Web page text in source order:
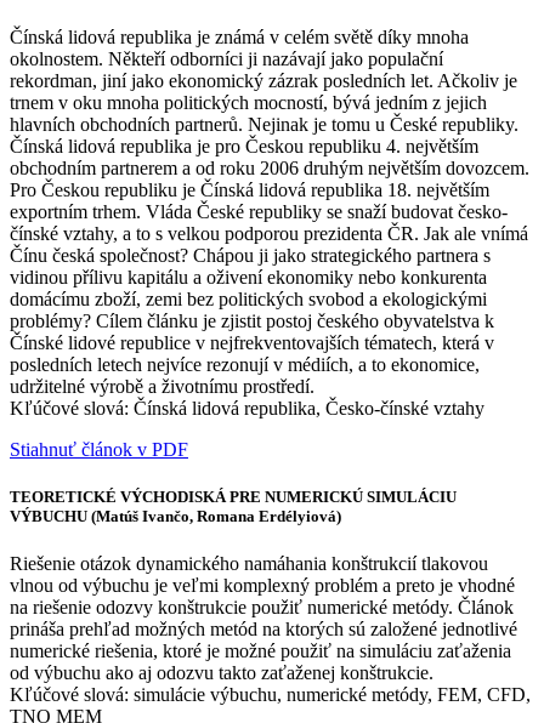
Čínská lidová republika je známá v celém světě díky mnoha
okolnostem. Někteří odborníci ji nazávají jako populační
rekordman, jiní jako ekonomický zázrak posledních let. Ačkoliv je
trnem v oku mnoha politických mocností, bývá jedním z jejich
hlavních obchodních partnerů. Nejinak je tomu u České republiky.
Čínská lidová republika je pro Českou republiku 4. největším
obchodním partnerem a od roku 2006 druhým největším dovozcem.
Pro Českou republiku je Čínská lidová republika 18. největším
exportním trhem. Vláda České republiky se snaží budovat česko-
čínské vztahy, a to s velkou podporou prezidenta ČR. Jak ale vnímá
Čínu česká společnost? Chápou ji jako strategického partnera s
vidinou přílivu kapitálu a oživení ekonomiky nebo konkurenta
domácímu zboží, zemi bez politických svobod a ekologickými
problémy? Cílem článku je zjistit postoj českého obyvatelstva k
Čínské lidové republice v nejfrekventovajších tématech, která v
posledních letech nejvíce rezonují v médiích, a to ekonomice,
udržitelné výrobě a životnímu prostředí.
Kľúčové slová: Čínská lidová republika, Česko-čínské vztahy
Stiahnuť článok v PDF
TEORETICKÉ VÝCHODISKÁ PRE NUMERICKÚ SIMULÁCIU
VÝBUCHU (Matúš Ivančo, Romana Erdélyiová)
Riešenie otázok dynamického namáhania konštrukcií tlakovou
vlnou od výbuchu je veľmi komplexný problém a preto je vhodné
na riešenie odozvy konštrukcie použiť numerické metódy. Článok
prináša prehľad možných metód na ktorých sú založené jednotlivé
numerické riešenia, ktoré je možné použiť na simuláciu zaťaženia
od výbuchu ako aj odozvu takto zaťaženej konštrukcie.
Kľúčové slová: simulácie výbuchu, numerické metódy, FEM, CFD,
TNO MEM